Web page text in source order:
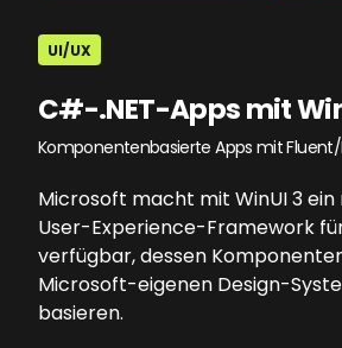
UI/UX
C#-.NET-Apps mit
Komponentenbasierte Apps mit Fluent/
Microsoft macht mit WinUI 3 ein
User-Experience-Framework
verfügbar, dessen
Microsoft-eigenen Design-
basieren.